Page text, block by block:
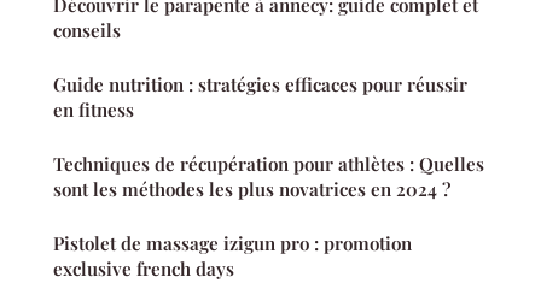
Découvrir le parapente à annecy: guide complet et
conseils
Guide nutrition : stratégies efficaces pour réussir
en fitness
Techniques de récupération pour athlètes : Quelles
sont les méthodes les plus novatrices en 2024 ?
Pistolet de massage izigun pro : promotion
exclusive french days